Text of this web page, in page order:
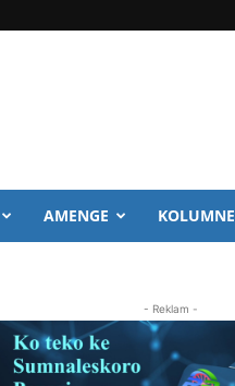
AMENGE KOLUMNE
- Reklam -